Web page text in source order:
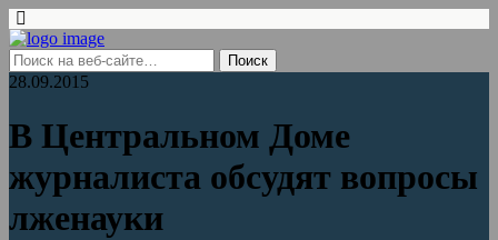
28.09.2015
В Центральном Доме
журналиста обсудят вопросы
лженауки